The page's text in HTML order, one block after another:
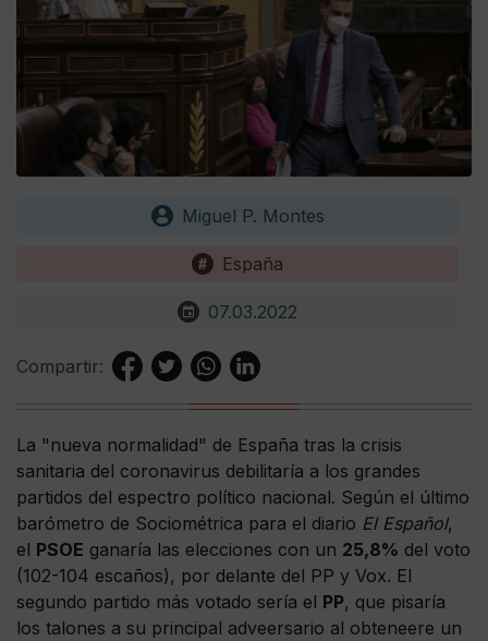
Miguel P. Montes
España
07.03.2022
Compartir:
La "nueva normalidad" de España tras la crisis
sanitaria del coronavirus debilitaría a los grandes
partidos del espectro político nacional. Según el último
barómetro de Sociométrica para el diario El Español,
el PSOE ganaría las elecciones con un 25,8% del voto
(102-104 escaños), por delante del PP y Vox. El
segundo partido más votado sería el PP, que pisaría
los talones a su principal adveersario al obteneere un